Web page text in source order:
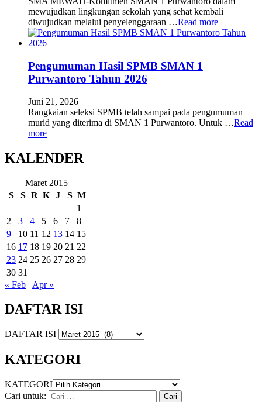
mewujudkan lingkungan sekolah yang sehat kembali
diwujudkan melalui penyelenggaraan …Read more
Pengumuman Hasil SPMB SMAN 1
Purwantoro Tahun 2026
Juni 21, 2026
Rangkaian seleksi SPMB telah sampai pada pengumuman
murid yang diterima di SMAN 1 Purwantoro. Untuk …Read
more
KALENDER
Maret 2015
S
S R K J S M
1
2
3 4 5 6 7
8
9
10 11 12 13 14 15
16 17 18 19 20 21 22
23 24 25 26 27 28 29
30 31
« Feb
Apr »
DAFTAR ISI
DAFTAR ISI
KATEGORI
KATEGORI
Cari untuk: